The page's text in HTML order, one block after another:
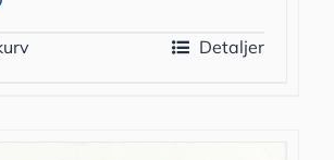
Detaljer